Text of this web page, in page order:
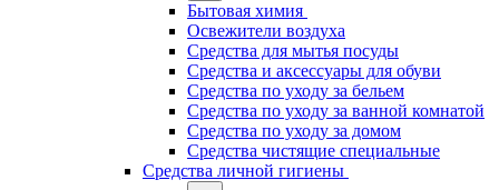
Бытовая химия
Освежители воздуха
Средства для мытья посуды
Средства и аксессуары для обуви
Средства по уходу за бельем
Средства по уходу за ванной комнатой
Средства по уходу за домом
Средства чистящие специальные
Средства личной гигиены